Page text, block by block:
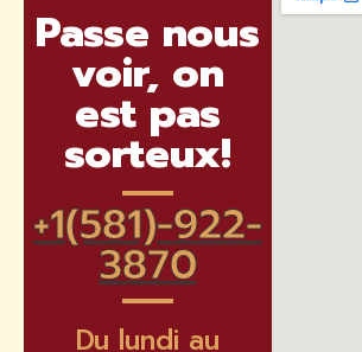
Passe nous
voir, on
est pas
sorteux!
+1(581)-922-
3870​
Du lundi au